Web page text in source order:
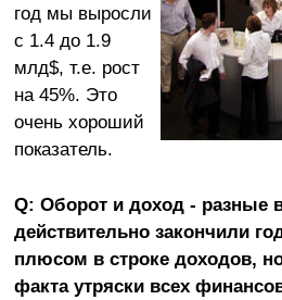
год мы выросли
с 1.4 до 1.9
млд$, т.е. рост
на 45%. Это
очень хороший
показатель.
Q: Оборот и доход - разные
действительно закончили
плюсом в строке доходов,
факта утряски всех